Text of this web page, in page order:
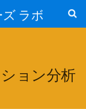
ラボ
ョン分析